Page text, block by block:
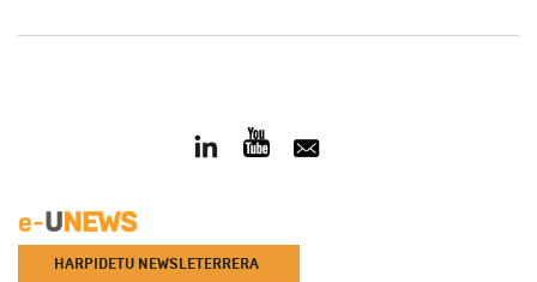
HARPIDETU NEWSLETERRERA